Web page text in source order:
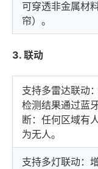
可穿透非金属材
帘）。
3. 联动
支持多雷达联动：
检测结果通过蓝
断：任何区域有
为无人。
支持多灯联动：